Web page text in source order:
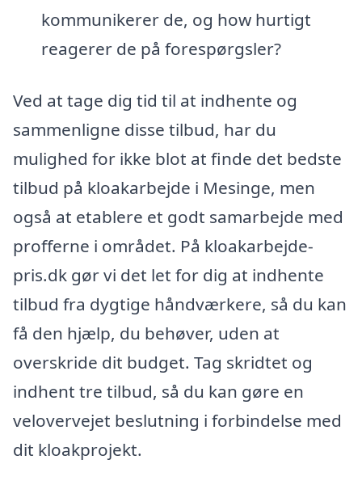
kommunikerer de, og how hurtigt
reagerer de på forespørgsler?
Ved at tage dig tid til at indhente og
sammenligne disse tilbud, har du
mulighed for ikke blot at finde det bedste
tilbud på kloakarbejde i Mesinge, men
også at etablere et godt samarbejde med
profferne i området. På kloakarbejde-
pris.dk gør vi det let for dig at indhente
tilbud fra dygtige håndværkere, så du kan
få den hjælp, du behøver, uden at
overskride dit budget. Tag skridtet og
indhent tre tilbud, så du kan gøre en
velovervejet beslutning i forbindelse med
dit kloakprojekt.